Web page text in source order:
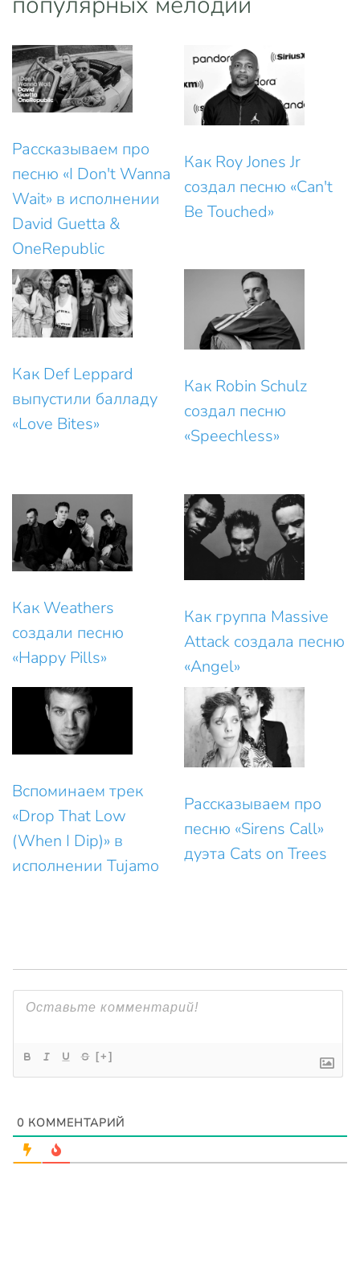
Рассказываем про
песню «I Don't Wanna
Wait» в исполнении
David Guetta &
OneRepublic
Как Roy Jones Jr
создал песню «Can't
Be Touched»
Как Def Leppard
выпустили балладу
«Love Bites»
Как Robin Schulz
создал песню
«Speechless»
Как Weathers
создали песню
«Happy Pills»
Как группа Massive
Attack создала песню
«Angel»
Вспоминаем трек
«Drop That Low
(When I Dip)» в
исполнении Tujamo
Рассказываем про
песню «Sirens Call»
дуэта Cats on Trees
[+]
0 КОММЕНТАРИЙ